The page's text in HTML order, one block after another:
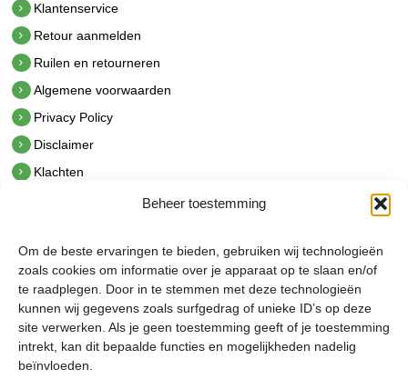
Beheer toestemming
Om de beste ervaringen te bieden, gebruiken wij technologieën
zoals cookies om informatie over je apparaat op te slaan en/of
te raadplegen. Door in te stemmen met deze technologieën
kunnen wij gegevens zoals surfgedrag of unieke ID’s op deze
site verwerken. Als je geen toestemming geeft of je toestemming
intrekt, kan dit bepaalde functies en mogelijkheden nadelig
beïnvloeden.
Klantenservice
Retour aanmelden
Ruilen en retourneren
Algemene voorwaarden
Privacy Policy
Disclaimer
Klachten
hetindustriehuis B.V.
De Hoek 1 1601 MR Enkhuizen
t.0228 53 00 40
e.info@hetindustriehuis.com
KVK 51483904
BTW NL850044522B01